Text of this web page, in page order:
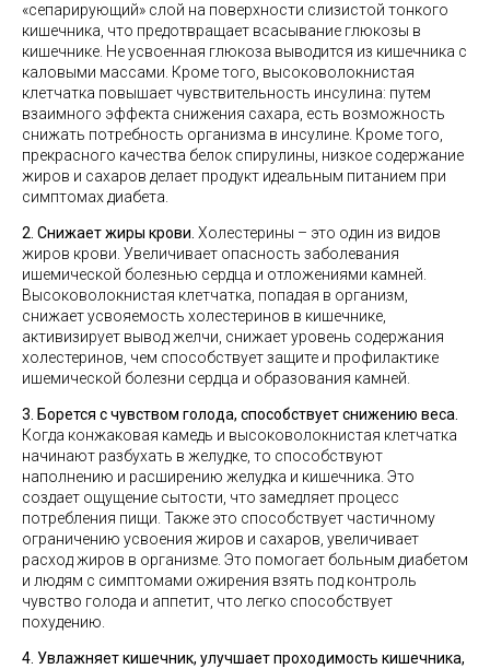
«сепарирующий» слой на поверхности слизистой тонкого
кишечника, что предотвращает всасывание глюкозы в
кишечнике. Не усвоенная глюкоза выводится из кишечника с
каловыми массами. Кроме того, высоковолокнистая
клетчатка повышает чувствительность инсулина: путем
взаимного эффекта снижения сахара, есть возможность
снижать потребность организма в инсулине. Кроме того,
прекрасного качества белок спирулины, низкое содержание
жиров и сахаров делает продукт идеальным питанием при
симптомах диабета.
2. Снижает жиры крови. Холестерины – это один из видов
жиров крови. Увеличивает опасность заболевания
ишемической болезнью сердца и отложениями камней.
Высоковолокнистая клетчатка, попадая в организм,
снижает усвояемость холестеринов в кишечнике,
активизирует вывод желчи, снижает уровень содержания
холестеринов, чем способствует защите и профилактике
ишемической болезни сердца и образования камней.
3. Борется с чувством голода, способствует снижению веса.
Когда конжаковая камедь и высоковолокнистая клетчатка
начинают разбухать в желудке, то способствуют
наполнению и расширению желудка и кишечника. Это
создает ощущение сытости, что замедляет процесс
потребления пищи. Также это способствует частичному
ограничению усвоения жиров и сахаров, увеличивает
расход жиров в организме. Это помогает больным диабетом
и людям с симптомами ожирения взять под контроль
чувство голода и аппетит, что легко способствует
похудению.
4. Увлажняет кишечник, улучшает проходимость кишечника,